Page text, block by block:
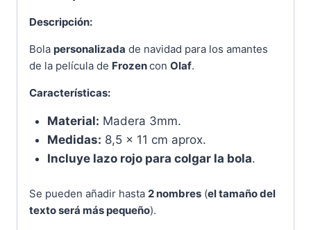
Descripción:
Bola personalizada de navidad para los amantes
de la película de Frozencon Olaf.
Características:
Material: Madera 3mm.
Medidas: 8,5 x 11 cm aprox.
Incluye lazo rojo para colgar la bola.
Se pueden añadir hasta 2 nombres (el tamaño del
texto será más pequeño).